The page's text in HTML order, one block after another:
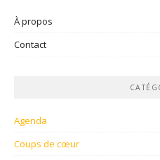
À propos
Contact
Agenda
Coups de cœur